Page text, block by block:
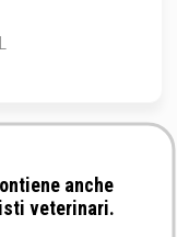
anche
veterinari.